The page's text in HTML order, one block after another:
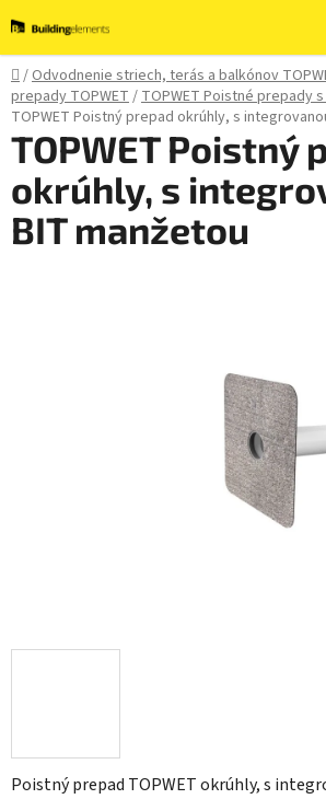
na
obsah
Domov
/Odvodnenie striech, terás a balkónov
prepady TOPWET/TOPWET Poistné prepady
TOPWET Poistný prepad okrúhly, s
Poistný prepad TOPWET okrúhly, s
TOPWET Poistný
okrúhly, s
BIT manžetou